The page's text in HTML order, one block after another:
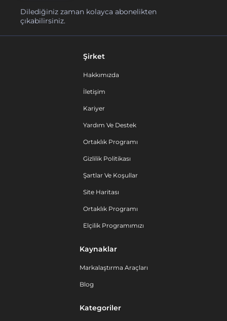
Dilediğiniz zaman kolayca abonelikten
çıkabilirsiniz.
Şirket
Hakkımızda
İletişim
Kariyer
Yardım Ve Destek
Ortaklık Programı
Gizlilik Politikası
Şartlar Ve Koşullar
Site Haritası
Ortaklık Programı
Elçilik Programımızı
Kaynaklar
Markalaştırma Araçları
Blog
Kategoriler